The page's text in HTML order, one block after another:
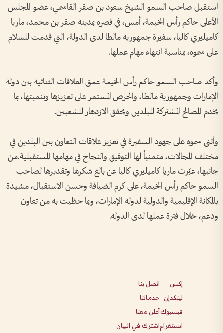
استقبل صاحب السمو الشيخ سعود بن صقر القاسمي، عضو المجلس
الأعلى حاكم رأس الخيمة، أمس، في قصره بمدينة صقر بن محمد، ماريا
كاميليري كاليا، سفيرة جمهورية مالطا لدى الدولة، التي قدمت للسلام
على سموه، بمناسبة انتهاء مهام عملها.
وأكد صاحب السمو حاكم رأس الخيمة عمق العلاقات الثنائية بين دولة
الإمارات وجمهورية مالطا، والحرص المستمر على تعزيزها وتنميتها، بما
يخدم المصالح المشتركة للبلدين ويحقق الازدهار للشعبين.
وأثنى سموه على جهود السفيرة في تعزيز علاقات التعاون بين البلدين في
مختلف المجالات، متمنياً لها التوفيق والنجاح في مهامها المستقبلية.من
جانبها، عبّرت ماريا كاميليري كاليا عن بالغ شكرها وتقديرها لصاحب
السمو حاكم رأس الخيمة، على كرم الضيافة وحسن الاستقبال، مشيدة
بالمكانة الإقليمية والدولية لدولة الإمارات، وبما حظيت به من تعاون
ودعم، خلال فترة عملها لدى الدولة.
إكس
لينكدإن
فيسبوك
انستغرام
اتصل بنا
خدماتنا
أعلن معنا
اشترك في البيان